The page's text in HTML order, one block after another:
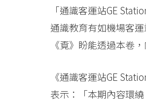
「通識客運站GE
通識教育有如機場客
《覔》盼能透過本卷
《通識客運站GE
表示：「本期內容環